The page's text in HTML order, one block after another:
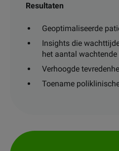
Resultaten
Geoptimaliseerde
Insights die
het aantal
Verhoogde
Toename